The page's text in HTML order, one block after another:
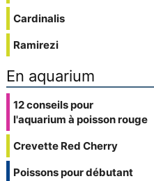
Cardinalis
Ramirezi
En aquarium
12 conseils pour
l'aquarium à poisson rouge
Crevette Red Cherry
Poissons pour débutant